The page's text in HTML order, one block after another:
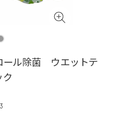
ール除菌 ウエットテ